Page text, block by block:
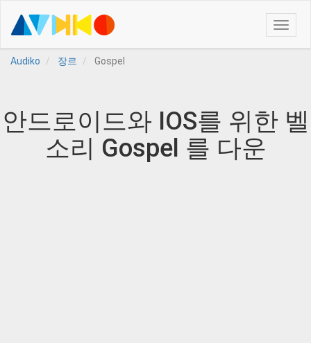
Toggle
Audiko
장르 Gospel
안드로이드와 IOS를 위한 벨
소리 Gospel 를 다운